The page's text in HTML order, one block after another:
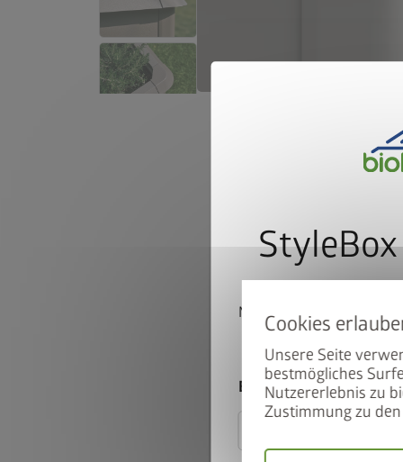
Unsere Seite
bestmögliches
Nutzererlebnis zu
Zustimmung zu
Melden Sie sich jetzt für
landen Sie
E-Mail